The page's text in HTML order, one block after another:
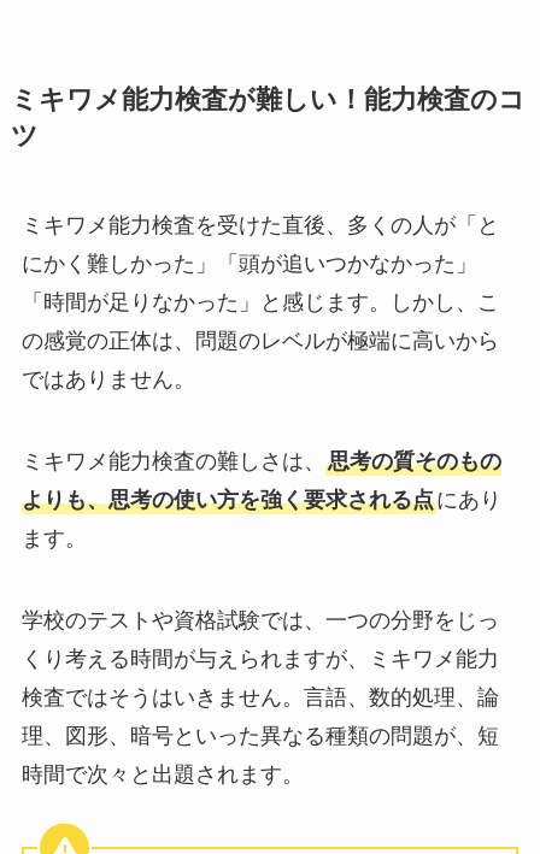
ミキワメ能力検査が難しい！能力検査のコ
ツ
ミキワメ能力検査を受けた直後、多くの人が「と
にかく難しかった」「頭が追いつかなかった」
「時間が足りなかった」と感じます。しかし、こ
の感覚の正体は、問題のレベルが極端に高いから
ではありません。
ミキワメ能力検査の難しさは、 思考の質そのもの
よりも、思考の使い方を強く要求される点にあり
ます。
学校のテストや資格試験では、一つの分野をじっ
くり考える時間が与えられますが、ミキワメ能力
検査ではそうはいきません。言語、数的処理、論
理、図形、暗号といった異なる種類の問題が、短
時間で次々と出題されます。